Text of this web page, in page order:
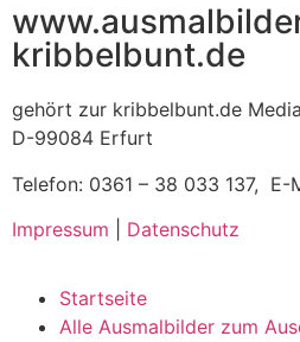
kribbelbunt.de
gehört zur kribbelbunt.de
D-99084 Erfurt
Telefon: 0361 – 38 033 137, E-
Impressum
Datenschutz
Startseite
Alle Ausmalbilder zum